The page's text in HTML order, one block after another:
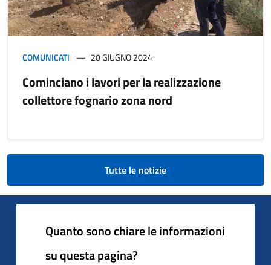
COMUNICATI 20 GIUGNO 2024
Cominciano i lavori per la realizzazione
collettore fognario zona nord
Tutte le notizie
Quanto sono chiare le informazioni
su questa pagina?